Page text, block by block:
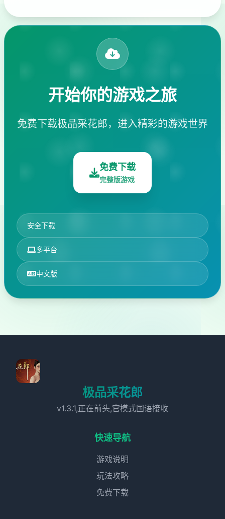
开始你的游戏之旅
免费下载极品采花郎，进入精彩的游戏世界
免费下载
完整版游戏
安全下载
多平台
中文版
极品采花郎
v1.3.1,正在前头,官模式国语接收
快速导航
游戏说明
玩法攻略
免费下载